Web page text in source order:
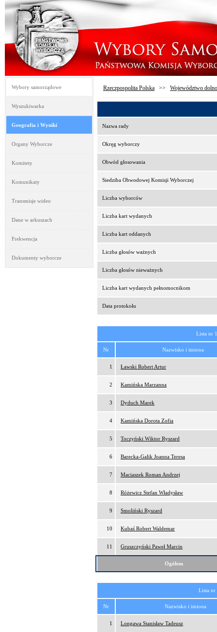
Wybory samorządowe
Wyszukiwarka
Geografia i Wyniki
Organy Wyborcze
Komitety
Komunikaty
Transmisje wideo
Dane w arkuszach
Frekwencja
Dokumenty wyborcze
Rzeczpospolita Polska >> Województwo
Nazwa rady
Okręg wyborczy
Obwód głosowania
Siedziba Obwodowej Komisji Wyborczej
Liczba wyborców
Liczba kart wydanych
Liczba kart oddanych
Liczba głosów ważnych
Liczba głosów nieważnych
Liczba kart wydanych pełnomocnikom
Data protokołu
Lista nr
Nr Nazwisko i imiona
1 Ławski Robert Artur
2 Kamińska Marzanna
3 Dyduch Marek
4 Kamińska Dorota Zofia
5 Toczyński Wiktor Ryszard
6 Barecka-Galik Joanna Teresa
7 Maciaszek Roman Andrzej
8 Różewicz Stefan Władysław
9 Smoliński Ryszard
10 Kubaś Robert Waldemar
11 Gruszczyński Paweł Marcin
Ogółem
Lista
Nr Nazwisko i imiona
1 Longawa Stanisław Tadeusz